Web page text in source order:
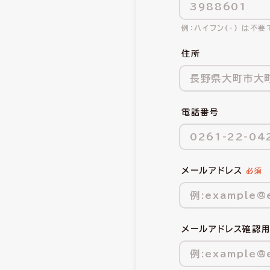
ハイフン(-) は不要
住所
電話番号
メールアドレス
メールアドレス確認